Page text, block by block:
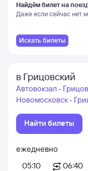
Найдём билет на
Даже если сейчас нет
Искать билеты
в Грицовский
Автовокзал -
Новомосковск -
Найти билеты
ежедневно
05:10
06:40